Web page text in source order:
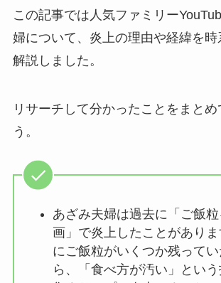
この記事では人気ファミリー
婦について、炎上の理由や経緯を時
解説しました。
リサーチして分かったことをまとめ
う。
あざみ夫婦は過去に「ご飯
画」で炎上したことがあり
にご飯粒がいくつか残って
ら、「食べ方が汚い」とい